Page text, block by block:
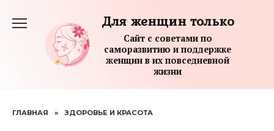
содержанию
Для женщин только
Сайт с советами по
саморазвитию и поддержке
женщин в их повседневной
жизни
ГЛАВНАЯ » ЗДОРОВЬЕ И КРАСОТА